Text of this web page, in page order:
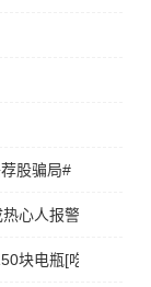
股骗局#
心人报警】
块电瓶[吃惊]】